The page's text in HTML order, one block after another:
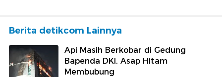
Berita detikcom Lainnya
Api Masih Berkobar di Gedung
Bapenda DKI, Asap Hitam
Membubung